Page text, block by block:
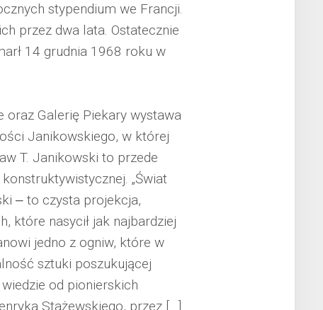
stypendium we Francji.
przez dwa lata. Ostatecznie
14 grudnia 1968 roku w
oraz Galerię Piekary wystawa
Janikowskiego, w której
T. Janikowski to przede
„Świat
‒ to czysta projekcja,
które nasycił jak najbardziej
jedno z ogniw, które w
sztuki poszukującej
od pionierskich
Stażewskiego, przez […]